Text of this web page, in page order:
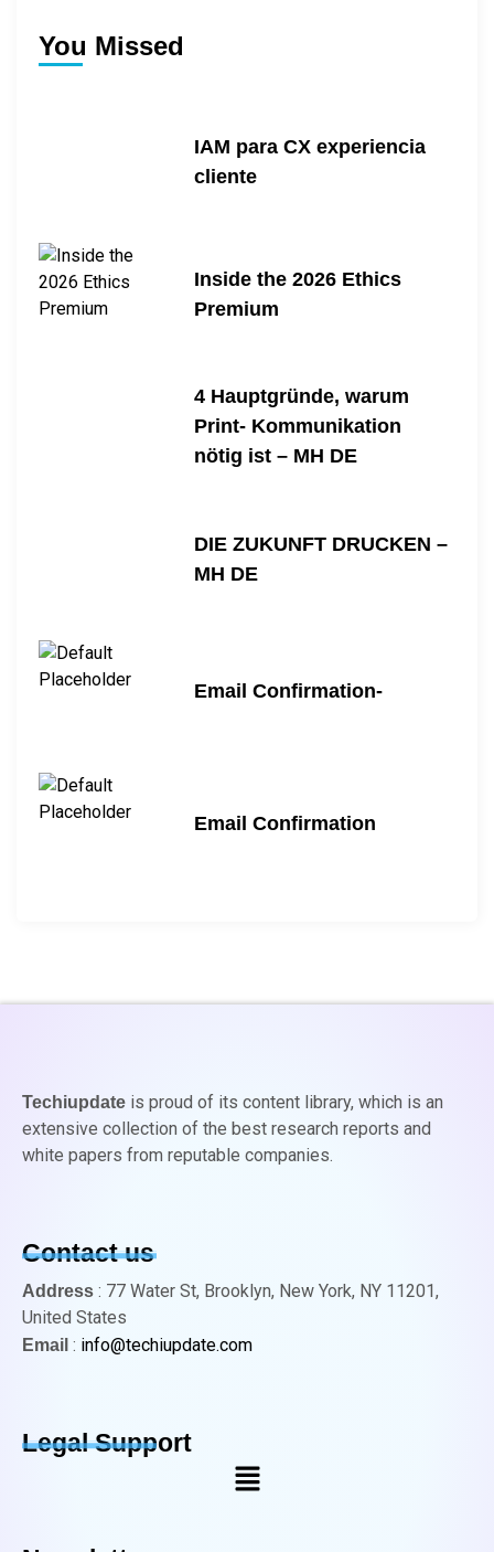
You Missed
IAM para CX experiencia
cliente
Inside the 2026 Ethics
Premium
4 Hauptgründe, warum
Print- Kommunikation
nötig ist – MH DE
DIE ZUKUNFT DRUCKEN –
MH DE
Email Confirmation-
Email Confirmation
Techiupdate is proud of its content library, which is an
extensive collection of the best research reports and
white papers from reputable companies.
Contact us
Address : 77 Water St, Brooklyn, New York, NY 11201,
United States
Email : info@techiupdate.com
Legal Support